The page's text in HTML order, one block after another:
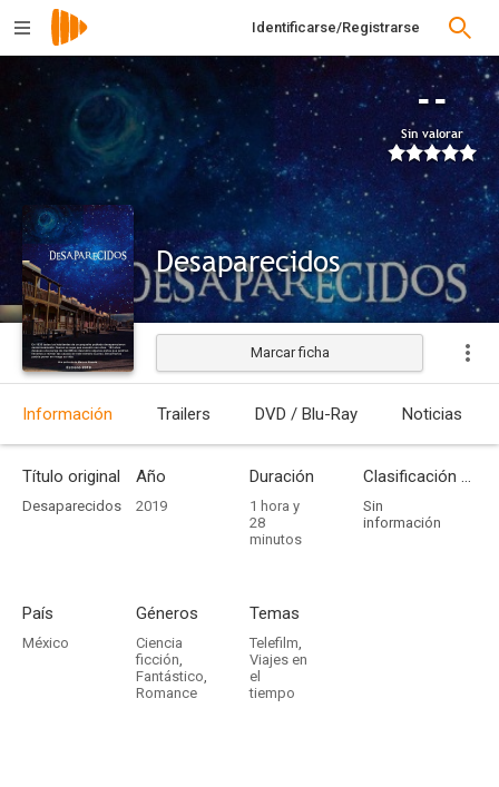
Identificarse/Registrarse
--
Sin valorar
Desaparecidos
Estrenada
Marcar ficha
Información Trailers DVD / Blu-Ray Noticias
Título original
Desaparecidos
Año
2019
Duración
1 hora y
28
minutos
Clasificación por edades
Sin
información
País
México
Géneros
Ciencia
ficción,
Fantástico,
Romance
Temas
Telefilm,
Viajes en
el
tiempo